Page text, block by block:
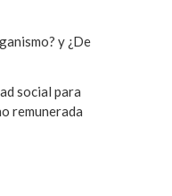
y ¿De
social para
remunerada